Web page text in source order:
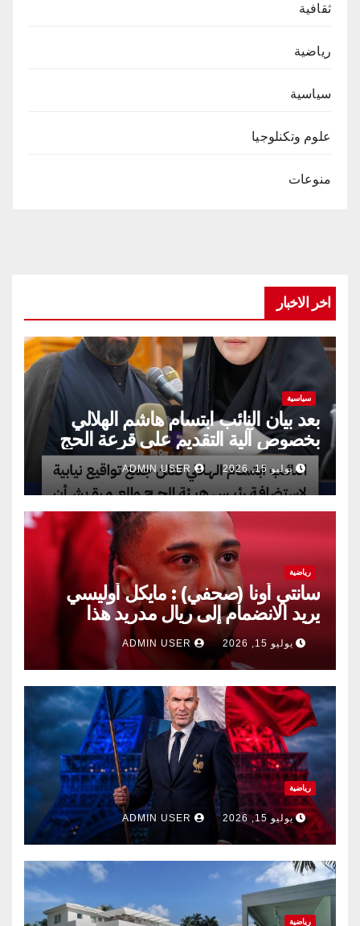
ثقافية
رياضية
سياسية
علوم وتكنلوجيا
منوعات
اخر الاخبار
سياسية
بعد بيان النائب ابتسام هاشم الهلالي
بخصوص آلية التقديم على قرعة الحج
يوليو 15, 2026
رياضية
سانتي أونا (صحفي) : مايكل أوليسي
يريد الانضمام إلى ريال مدريد هذا
الصيف.
يوليو 15, 2026 ADMIN USER
رياضية
يوليو 15, 2026
رياضية